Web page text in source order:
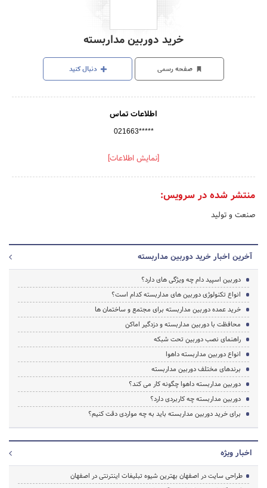
خرید دوربین مداربسته
صفحه رسمی دنبال کنید
اطلاعات تماس
021663*****
[نمایش اطلاعات]
منتشر شده در سرویس:
صنعت و تولید
آخرین اخبار خرید دوربین مداربسته
دوربین اسپید دام چه ویژگی های دارد؟
انواع تکنولوژی دوربین های مداربسته کدام است؟
خرید عمده دوربین مداربسته برای مجتمع و ساختمان ها
محافظت با دوربین مداربسته و دزدگیر اماکن
راهنمای نصب دوربین تحت شبکه
انواع دوربین مداربسته داهوا
برندهای مختلف دوربین مداربسته
دوربین مداربسته داهوا چگونه کار می کند؟
دوربین مداربسته چه کاربردی دارد؟
برای خرید دوربین مداربسته باید به چه مواردی دقت کنیم؟
اخبار ویژه
طراحی سایت در اصفهان بهترین شیوه تبلیغات اینترنتی در اصفهان